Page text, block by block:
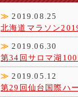
≫ 2019.08.25
北海道マラソン
≫ 2019.06.30
第34回サロマ湖
≫ 2019.05.12
第29回仙台国際ハ